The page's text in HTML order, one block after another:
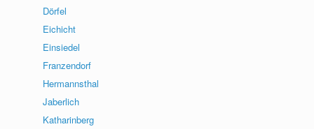
Dörfel
Eichicht
Einsiedel
Franzendorf
Hermannsthal
Jaberlich
Katharinberg